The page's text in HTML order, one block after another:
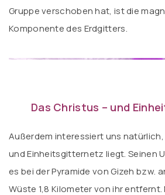
Gruppe verschoben hat, ist die
Komponente des Erdgitters.
Das Christus – und
Außerdem interessiert uns
und Einheitsgitternetz liegt. Seinen
es bei der Pyramide von Gizeh bzw.
Wüste 1,8 Kilometer von ihr